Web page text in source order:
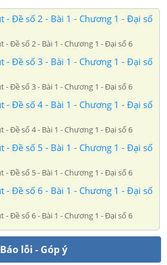
- Đề số 2 - Bài 1 - Chương 1 - Đại số
Đề số 2 - Bài 1 - Chương 1 - Đại số 6
- Đề số 3 - Bài 1 - Chương 1 - Đại số
Đề số 3 - Bài 1 - Chương 1 - Đại số 6
- Đề số 4 - Bài 1 - Chương 1 - Đại số
Đề số 4 - Bài 1 - Chương 1 - Đại số 6
- Đề số 5 - Bài 1 - Chương 1 - Đại số
Đề số 5 - Bài 1 - Chương 1 - Đại số 6
- Đề số 6 - Bài 1 - Chương 1 - Đại số
Đề số 6 - Bài 1 - Chương 1 - Đại số 6
Báo lỗi - Góp ý